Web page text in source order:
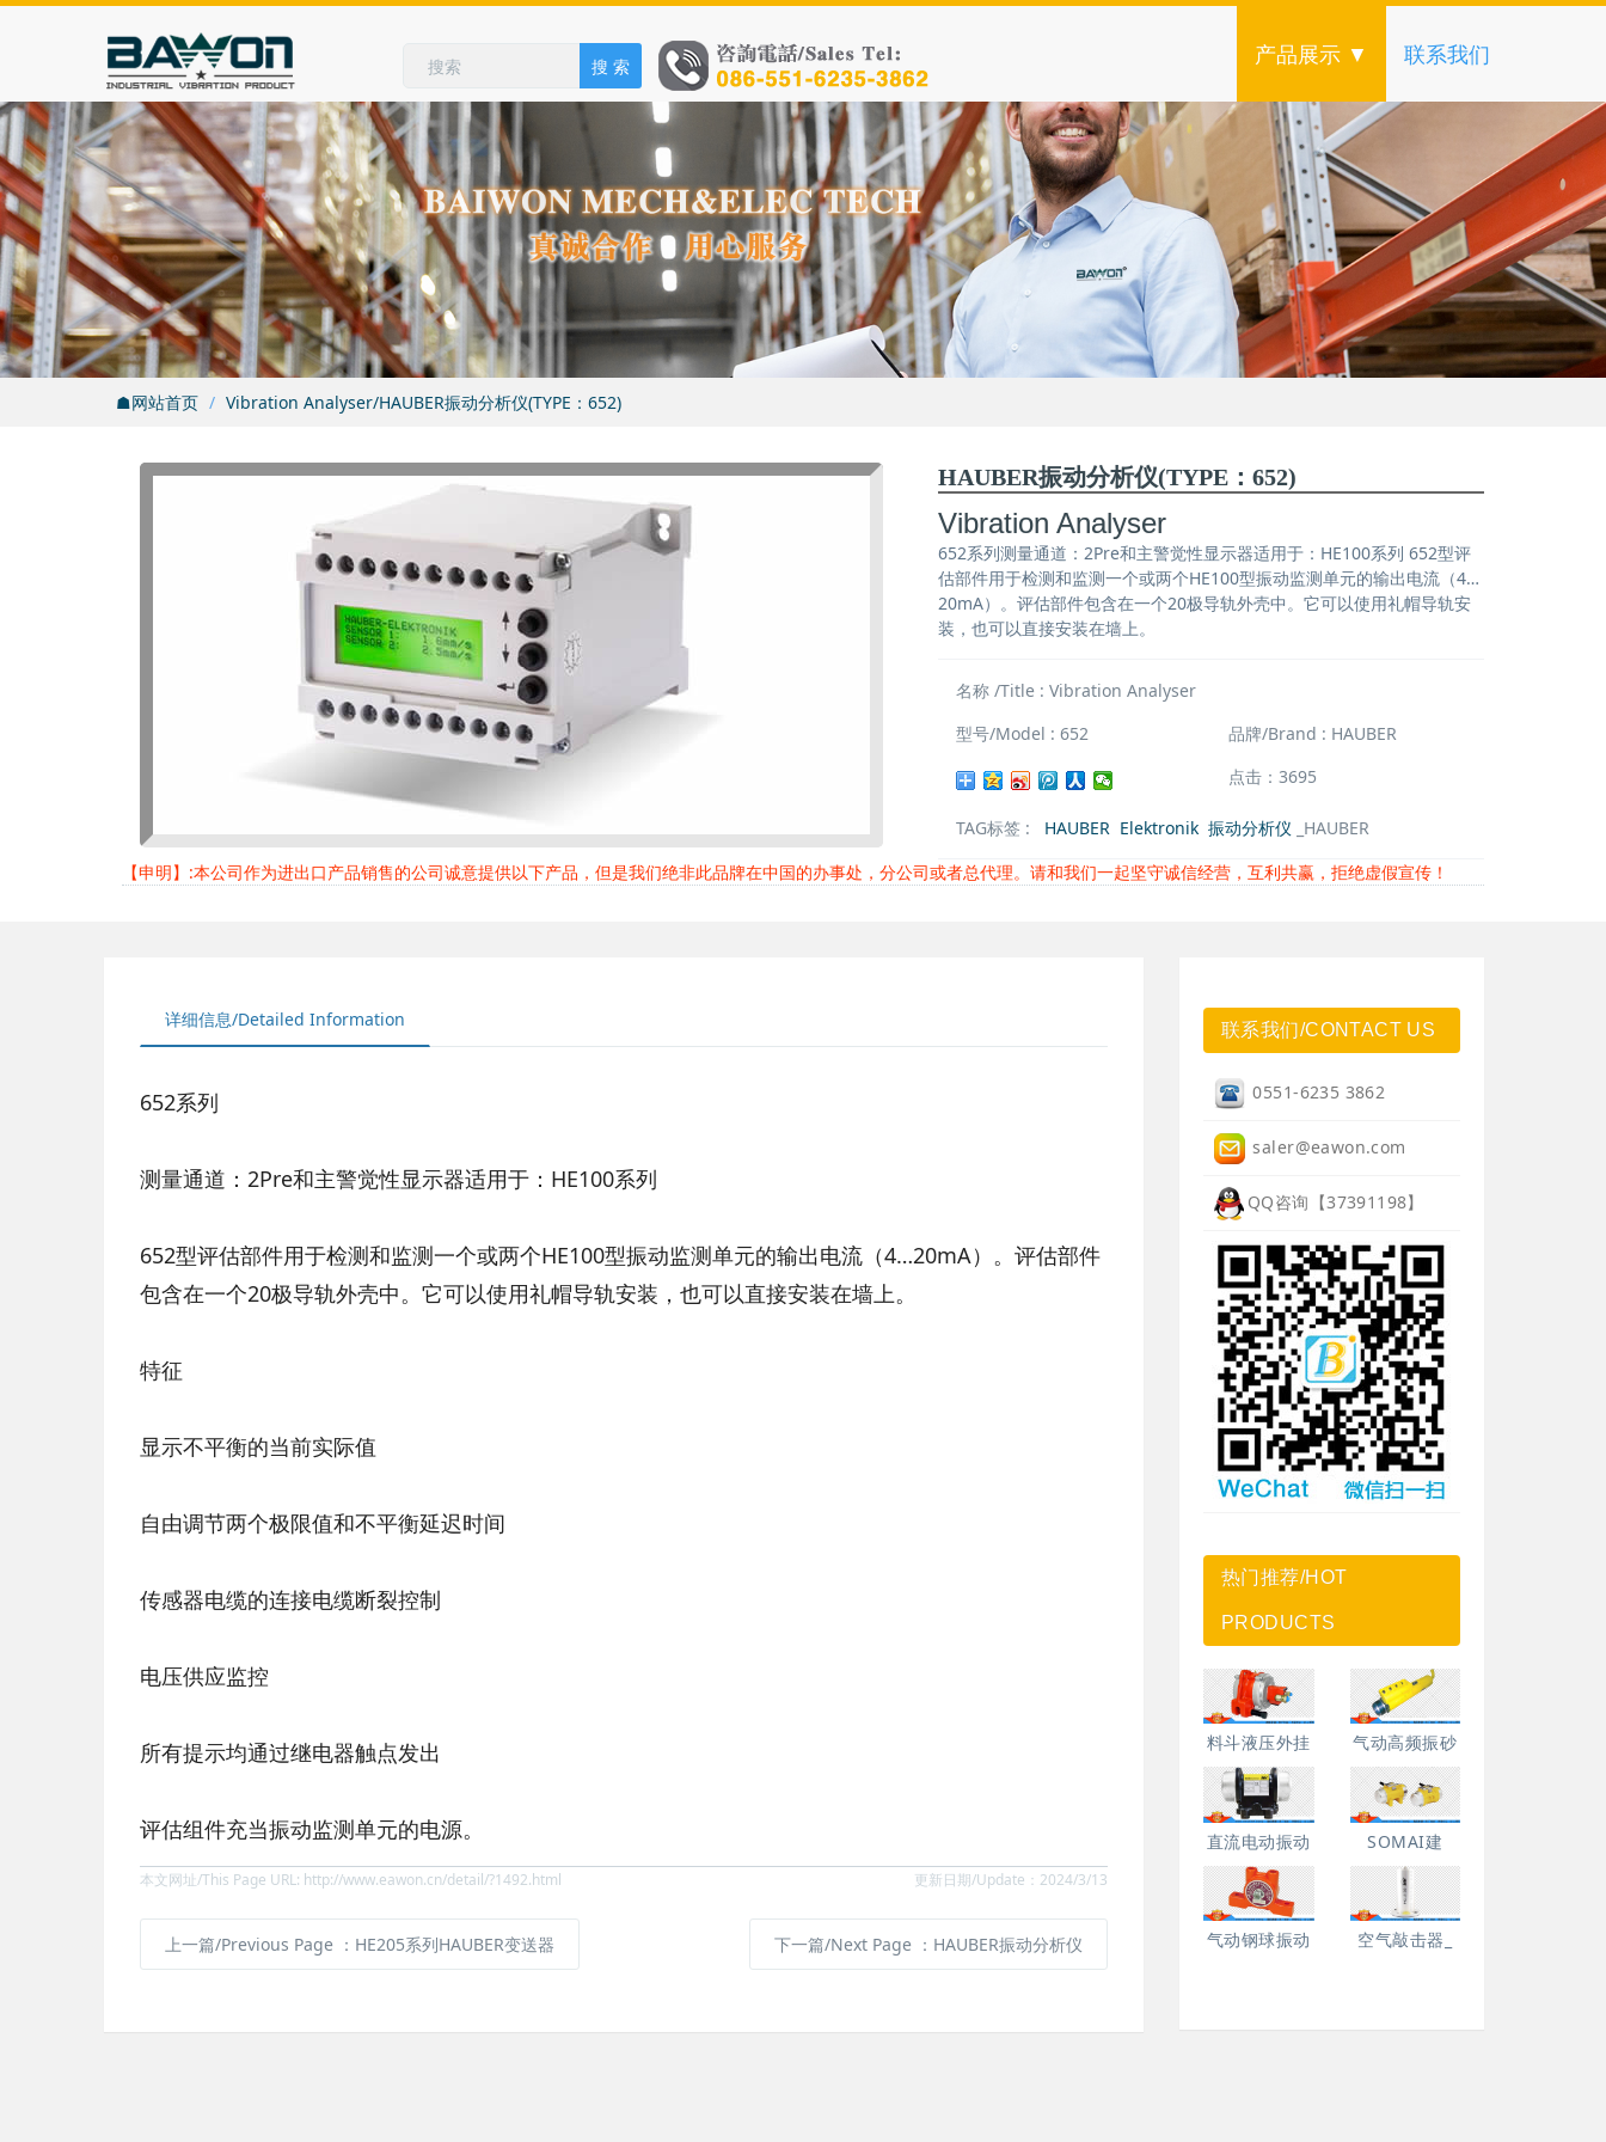
搜 索 产品展示 ▼ 联系我们
☗网站首页 Vibration Analyser/HAUBER振动分析仪(TYPE：652)
HAUBER振动分析仪(TYPE：652)
Vibration Analyser
652系列测量通道：2Pre和主警觉性显示器适用于：HE100系列 652型评
估部件用于检测和监测一个或两个HE100型振动监测单元的输出电流（4…
20mA）。评估部件包含在一个20极导轨外壳中。它可以使用礼帽导轨安
装，也可以直接安装在墙上。
名称 /Title : Vibration Analyser
型号/Model : 652
品牌/Brand : HAUBER
点击：3695
TAG标签 : HAUBER Elektronik 振动分析仪 _HAUBER
【申明】:本公司作为进出口产品销售的公司诚意提供以下产品，但是我们绝非此品牌在中国的办事处，分公司或者总代理。请和我们一起坚守诚信经营，互利共赢，拒绝虚假宣传！
详细信息/Detailed Information
652系列
测量通道：2Pre和主警觉性显示器适用于：HE100系列
652型评估部件用于检测和监测一个或两个HE100型振动监测单元的输出电流（4…20mA）。评估部件
包含在一个20极导轨外壳中。它可以使用礼帽导轨安装，也可以直接安装在墙上。
特征
显示不平衡的当前实际值
自由调节两个极限值和不平衡延迟时间
传感器电缆的连接电缆断裂控制
电压供应监控
所有提示均通过继电器触点发出
评估组件充当振动监测单元的电源。
本文网址/This Page URL: http://www.eawon.cn/detail/?1492.html 更新日期/Update：2024/3/13
上一篇/Previous Page ：HE205系列HAUBER变送器 下一篇/Next Page ：HAUBER振动分析仪
联系我们/CONTACT US
0551-6235 3862
saler@eawon.com
QQ咨询【37391198】
热门推荐/HOT
PRODUCTS
料斗液压外挂 气动高频振砂
直流电动振动 SOMAI建
气动钢球振动 空气敲击器_